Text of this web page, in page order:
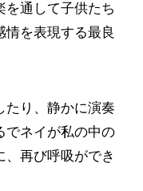
を通して子供たち
情を表現する最良
たり、静かに演奏
でネイが私の中の
、再び呼吸ができ